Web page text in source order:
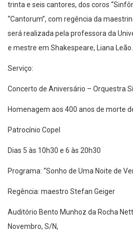
trinta e seis cantores, dos coros
“Cantorum”, com regência da
será realizada pela professora da
e mestre em Shakespeare, Liana Leão.
Serviço:
Concerto de Aniversário – Orquestra
Homenagem aos 400 anos de morte
Patrocínio Copel
Dias 5 às 10h30 e 6 às 20h30
Programa: “Sonho de Uma Noite de
Regência: maestro Stefan Geiger
Auditório Bento Munhoz da Rocha
Novembro, S/N,